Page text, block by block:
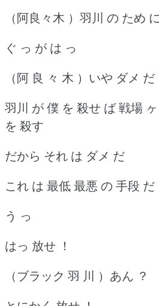
（阿良々木 ）羽川 の ため
ぐ っ が は っ
（阿 良 々 木 ）いや ダメ だ
羽川 が 僕 を 殺せ ば 戦場
を 殺す
だから それ は ダメ だ
これ は 最低 最悪 の 手段 だ
う っ
はっ 放せ ！
（ブラック 羽 川 ）あん ？